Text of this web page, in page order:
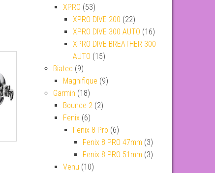
XPRO (53)
XPRO DIVE 200 (22)
XPRO DIVE 300 AUTO (16)
XPRO DIVE BREATHER 300
AUTO (15)
Biatec (9)
Magnifique (9)
Garmin (18)
Bounce 2 (2)
Fenix (6)
Fenix 8 Pro (6)
Fenix 8 PRO 47mm (3)
Fenix 8 PRO 51mm (3)
Venu (10)